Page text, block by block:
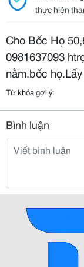
thực hiện
Cho Bốc Họ
0981637093
nằm.bốc
Từ khóa gợi ý:
Bình luận